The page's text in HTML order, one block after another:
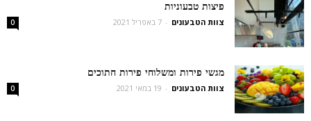
פיצות טבעוניות
צוות הטבעונים - 7 באפריל 2021 0
מגשי פירות ומשלוחי פירות חתוכים
צוות הטבעונים - 19 במאי 2021 0